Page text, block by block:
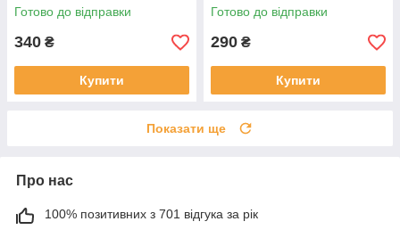
Готово до відправки
340 ₴
Купити
Готово до відправки
290 ₴
Купити
Показати ще
Про нас
100% позитивних з 701 відгука за рік